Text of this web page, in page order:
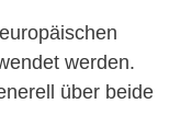
werden.
über beide